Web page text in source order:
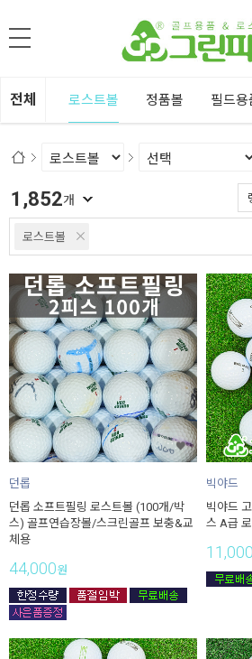
전체 로스트볼 정품볼 필드용
로스트볼
1,852개
던롭
던롭 소프트필링 로스트볼 (100개/박
스) 골프연습장볼/스크린골프 보충&교
체용
44,000원
빅야드
빅야드
스 A급
11,000